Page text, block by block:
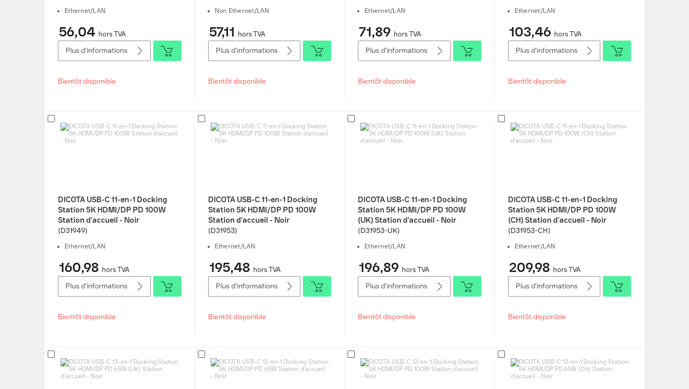
Ethernet/LAN
56,04 hors TVA
Plus d'informations
Bientôt disponible
Non Ethernet/LAN
57,11 hors TVA
Plus d'informations
Bientôt disponible
Ethernet/LAN
71,89 hors TVA
Plus d'informations
Bientôt disponible
Ethernet/LAN
103,46 hors TVA
Plus d'informations
Bientôt disponible
DICOTA USB-C 11-en-1 Docking
Station 5K HDMI/DP PD 100W
Station d'accueil - Noir
(D31949)
Ethernet/LAN
160,98 hors TVA
Plus d'informations
Bientôt disponible
DICOTA USB-C 11-en-1 Docking
Station 5K HDMI/DP PD 100W
Station d'accueil - Noir
(D31953)
Ethernet/LAN
195,48 hors TVA
Plus d'informations
Bientôt disponible
DICOTA USB-C 11-en-1 Docking
Station 5K HDMI/DP PD 100W
(UK) Station d'accueil - Noir
(D31953-UK)
Ethernet/LAN
196,89 hors TVA
Plus d'informations
Bientôt disponible
DICOTA USB-C 11-en-1 Docking
Station 5K HDMI/DP PD 100W
(CH) Station d'accueil - Noir
(D31953-CH)
Ethernet/LAN
209,98 hors TVA
Plus d'informations
Bientôt disponible